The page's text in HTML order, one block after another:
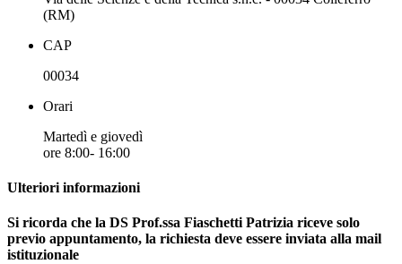
(RM)
CAP
00034
Orari
Martedì e giovedì
ore 8:00- 16:00
Ulteriori informazioni
Si ricorda che la DS Prof.ssa Fiaschetti Patrizia riceve solo
previo appuntamento, la richiesta deve essere inviata alla mail
istituzionale